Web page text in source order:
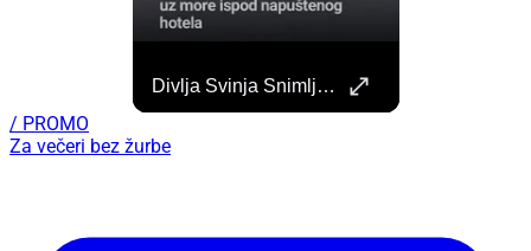
Divlja Svinja Snimljena Uz More U Primoštenu
/ PROMO
Za večeri bez žurbe